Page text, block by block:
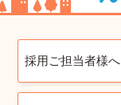
採用ご担当者様へ